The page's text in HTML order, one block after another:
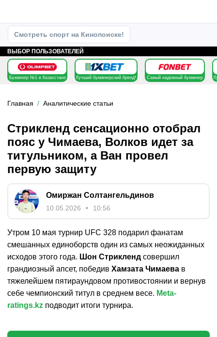
Смотреть спорт на Кинопоиске!
ВЫБОР ПОЛЬЗОВАТЕЛЕЙ
Букмекер №1 в Казахстане Лучший букмекерский бренд* Самый надежный букмекер
Главная Аналитические статьи
Стрикленд сенсационно отобрал
пояс у Чимаева, Волков идет за
титульником, а Ван провел
первую защиту
Омиржан Солтангельдинов
10.05.2026 10:56
Утром 10 мая турнир UFC 328 подарил фанатам
смешанных единоборств один из самых неожиданных
исходов этого года. Шон Стрикленд совершил
грандиозный апсет, победив Хамзата Чимаева в
тяжелейшем пятираундовом противостоянии и вернув
себе чемпионский титул в среднем весе. Meta-
ratings.kz подводит итоги турнира.